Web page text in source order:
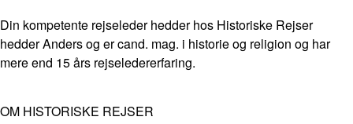
Din kompetente rejseleder hedder hos Historiske Rejser
hedder Anders og er cand. mag. i historie og religion og har
mere end 15 års rejseledererfaring.
OM HISTORISKE REJSER